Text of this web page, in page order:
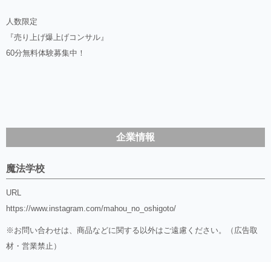
人数限定
『売り上げ爆上げコンサル』
60分無料体験募集中！
企業情報
魔法学校
URL
https://www.instagram.com/mahou_no_oshigoto/
※お問い合わせは、商品などに関する以外はご遠慮ください。（広告取
材・営業禁止）